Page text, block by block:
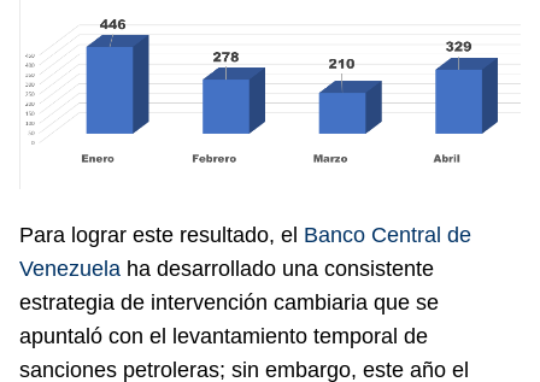
Para lograr este resultado, el Banco Central de
Venezuela ha desarrollado una consistente
estrategia de intervención cambiaria que se
apuntaló con el levantamiento temporal de
sanciones petroleras; sin embargo, este año el